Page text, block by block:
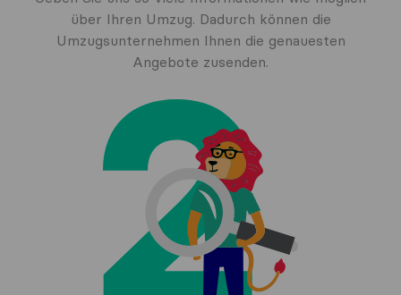
über Ihren Umzug. Dadurch können die
Umzugsunternehmen Ihnen die genauesten
Angebote zusenden.